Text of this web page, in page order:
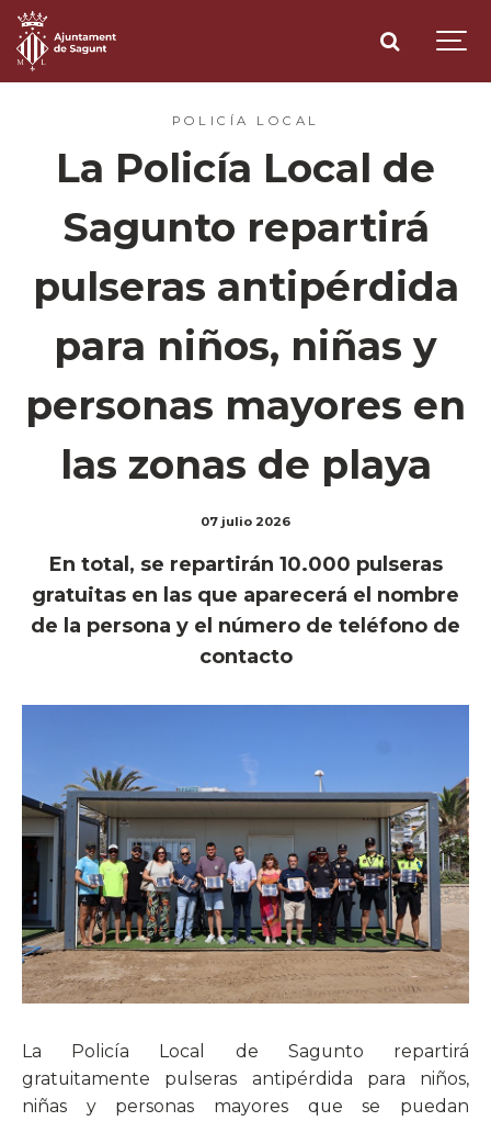
POLICÍA LOCAL
La Policía Local de
Sagunto repartirá
pulseras antipérdida
para niños, niñas y
personas mayores en
las zonas de playa
07 julio 2026
En total, se repartirán 10.000 pulseras
gratuitas en las que aparecerá el nombre
de la persona y el número de teléfono de
contacto
La Policía Local de Sagunto repartirá
gratuitamente pulseras antipérdida para niños,
niñas y personas mayores que se puedan